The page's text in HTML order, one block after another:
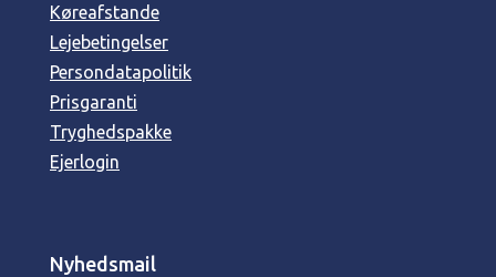
Køreafstande
Lejebetingelser
Persondatapolitik
Prisgaranti
Tryghedspakke
Ejerlogin
Nyhedsmail